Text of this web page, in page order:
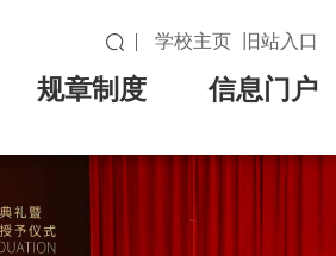
学校主页 旧站入口
规章制度 信息门户